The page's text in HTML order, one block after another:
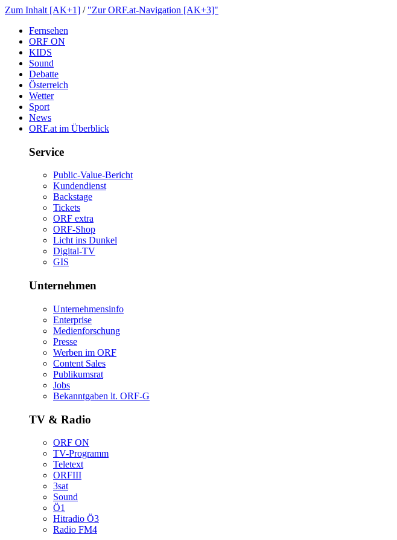
ZumInhalt[AK+1] / "ZurORF.at-Navigation[AK+3]"
Fernsehen
ORFON
KIDS
Sound
Debatte
Österreich
Wetter
Sport
News
ORF.atimÜberblick
Service
Public-Value-Bericht
Kundendienst
Backstage
Tickets
ORFextra
ORF-Shop
LichtinsDunkel
Digital-TV
GIS
Unternehmen
Unternehmensinfo
Enterprise
Medienforschung
Presse
WerbenimORF
ContentSales
Publikumsrat
Jobs
Bekanntgabenlt.ORF-G
TV&Radio
ORFON
TV-Programm
Teletext
ORFIII
3sat
Sound
Ö1
HitradioÖ3
RadioFM4